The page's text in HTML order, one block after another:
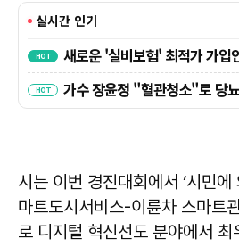
시는 이번 경진대회에서 ‘시민에
마트도시서비스-이륜차 스마트
로 디지털 혁신선도 분야에서 최